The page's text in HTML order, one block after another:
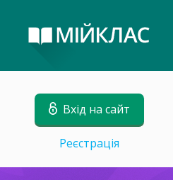
Вхід на сайт
Реєстрація